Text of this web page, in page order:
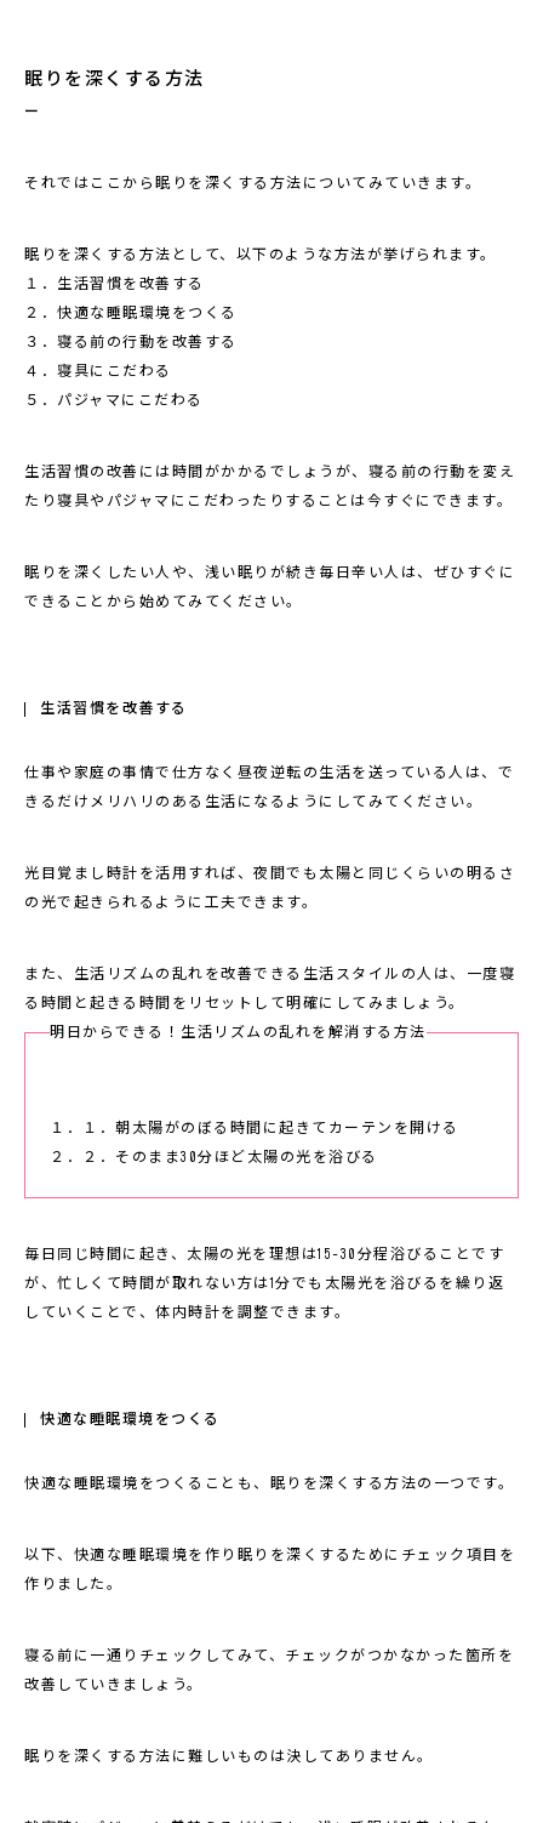
眠りを深くする方法
それではここから眠りを深くする方法についてみていきます。
眠りを深くする方法として、以下のような方法が挙げられます。
１．生活習慣を改善する
２．快適な睡眠環境をつくる
３．寝る前の行動を改善する
４．寝具にこだわる
５．パジャマにこだわる
生活習慣の改善には時間がかかるでしょうが、寝る前の行動を変え
たり寝具やパジャマにこだわったりすることは今すぐにできます。
眠りを深くしたい人や、浅い眠りが続き毎日辛い人は、ぜひすぐに
できることから始めてみてください。
生活習慣を改善する
仕事や家庭の事情で仕方なく昼夜逆転の生活を送っている人は、で
きるだけメリハリのある生活になるようにしてみてください。
光目覚まし時計を活用すれば、夜間でも太陽と同じくらいの明るさ
の光で起きられるように工夫できます。
また、生活リズムの乱れを改善できる生活スタイルの人は、一度寝
る時間と起きる時間をリセットして明確にしてみましょう。
明日からできる！生活リズムの乱れを解消する方法
１．１．朝太陽がのぼる時間に起きてカーテンを開ける
２．２．そのまま30分ほど太陽の光を浴びる
毎日同じ時間に起き、太陽の光を理想は15-30分程浴びることです
が、忙しくて時間が取れない方は1分でも太陽光を浴びるを繰り返
していくことで、体内時計を調整できます。
快適な睡眠環境をつくる
快適な睡眠環境をつくることも、眠りを深くする方法の一つです。
以下、快適な睡眠環境を作り眠りを深くするためにチェック項目を
作りました。
寝る前に一通りチェックしてみて、チェックがつかなかった箇所を
改善していきましょう。
眠りを深くする方法に難しいものは決してありません。